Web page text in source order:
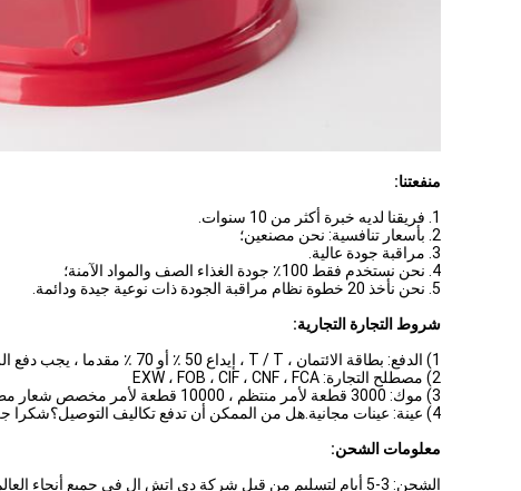
منفعتنا:
1. فريقنا لديه خبرة أكثر من 10 سنوات.
2. بأسعار تنافسية: نحن مصنعين؛
3. مراقبة جودة عالية.
4. نحن نستخدم فقط 100٪ جودة الغذاء الصف والمواد الآمنة؛
5. نحن نأخذ 20 خطوة نظام مراقبة الجودة ذات نوعية جيدة ودائمة.
شروط التجارة التجارية:
1) الدفع: بطاقة الائتمان ، T / T ، إيداع 50 ٪ أو 70 ٪ مقدما ، يجب دفع الرصيد قبل الشحن
2) مصطلح التجارة: EXW ، FOB ، CIF ، CNF ، FCA
3) موك: 3000 قطعة لأمر منتظم ، 10000 قطعة لأمر مخصص شعار مطبوع ؛
4) عينة: عينات مجانية.هل من الممكن أن تدفع تكاليف التوصيل؟شكرا جزيلا.
معلومات الشحن:
الشحن: 3-5 أيام لتسليم من قبل شركة دي إتش إل في جميع أنحاء العالم